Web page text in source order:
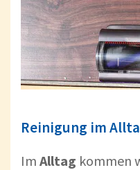
Reinigung im
Im Alltag kommen